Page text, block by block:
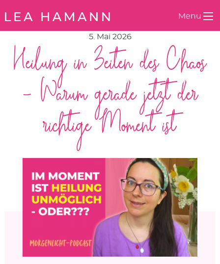
Menu
5. Mai 2026
Heilung in Zeiten des Chaos
– Warum gerade jetzt der
richtige Moment ist